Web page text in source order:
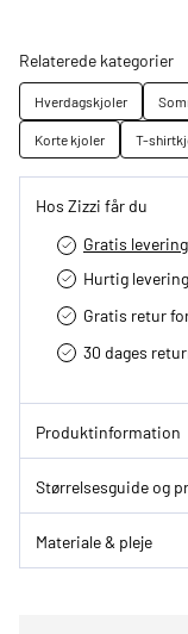
Relaterede kategorier
Hverdagskjoler
Korte kjoler
T-
Hos Zizzi får du
Gratis
Hurtig
Gratis retur
30 dages
Produktinformation
Størrelsesguide og
Materiale & pleje